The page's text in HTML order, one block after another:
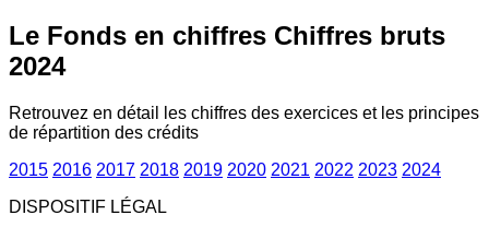
Le Fonds en chiffres Chiffres bruts
2024
Retrouvez en détail les chiffres des exercices et les principes
de répartition des crédits
2015 2016 2017 2018 2019 2020 2021 2022 2023 2024
DISPOSITIF LÉGAL